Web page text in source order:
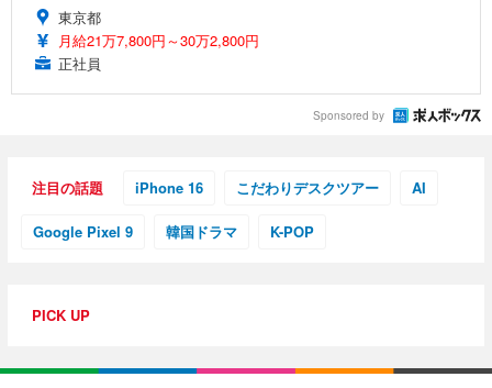
東京都
月給21万7,800円～30万2,800円
正社員
Sponsored by
注目の話題 iPhone 16 こだわりデスクツアー AI
Google Pixel 9 韓国ドラマ K-POP
PICK UP